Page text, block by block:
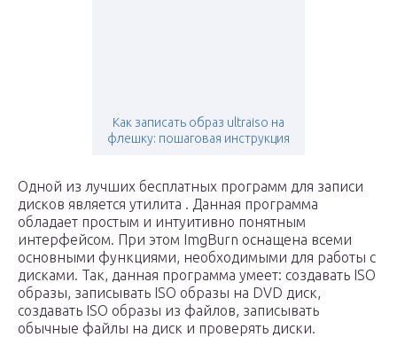
Как записать образ ultraiso на
флешку: пошаговая инструкция
Одной из лучших бесплатных программ для записи
дисков является утилита . Данная программа
обладает простым и интуитивно понятным
интерфейсом. При этом ImgBurn оснащена всеми
основными функциями, необходимыми для работы с
дисками. Так, данная программа умеет: создавать ISO
образы, записывать ISO образы на DVD диск,
создавать ISO образы из файлов, записывать
обычные файлы на диск и проверять диски.